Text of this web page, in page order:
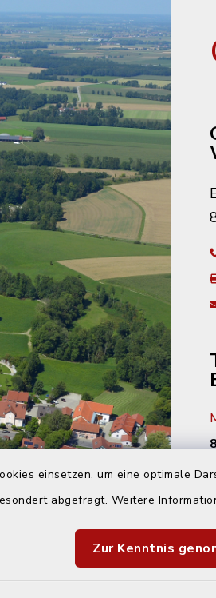
einsetzen, um eine optimale
abgefragt. Weitere
Zur Kenntnis